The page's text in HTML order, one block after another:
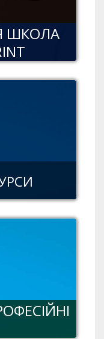
ШКОЛА